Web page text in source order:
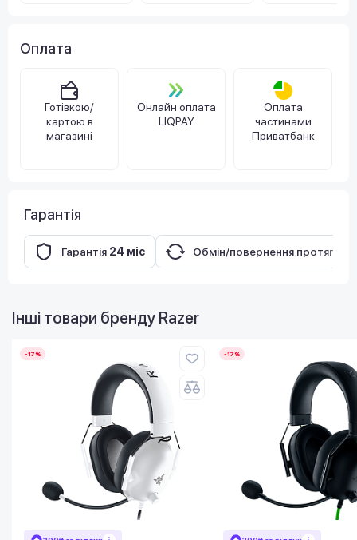
Оплата
Готівкою/
картою в
магазині
Онлайн оплата
LIQPAY
Оплата
частинами
Приватбанк
Гарантія
Гарантія 24 міс Обмін/повернення протягом
Інші товари бренду Razer
-17% -17%